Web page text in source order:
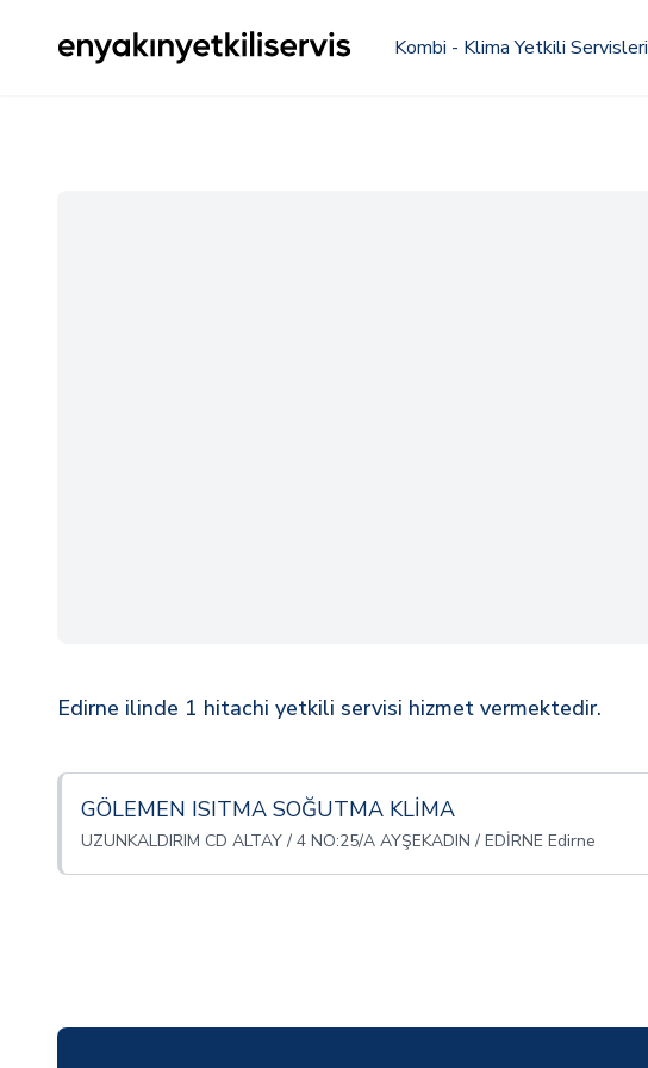
Kombi - Klima Yetkili Servisleri
Edirne ilinde 1 hitachi yetkili servisi hizmet vermektedir.
GÖLEMEN ISITMA SOĞUTMA KLİMA
UZUNKALDIRIM CD ALTAY / 4 NO:25/A AYŞEKADIN / EDİRNE Edirne